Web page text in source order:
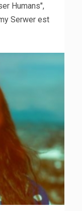
Humans",
Serwer est